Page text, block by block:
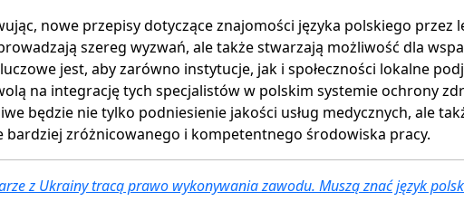
nowe przepisy dotyczące znajomości języka polskiego przez
szereg wyzwań, ale także stwarzają możliwość dla
jest, aby zarówno instytucje, jak i społeczności lokalne
na integrację tych specjalistów w polskim systemie ochrony
będzie nie tylko podniesienie jakości usług medycznych, ale
bardziej zróżnicowanego i kompetentnego środowiska pracy.
z Ukrainy tracą prawo wykonywania zawodu. Muszą znać język